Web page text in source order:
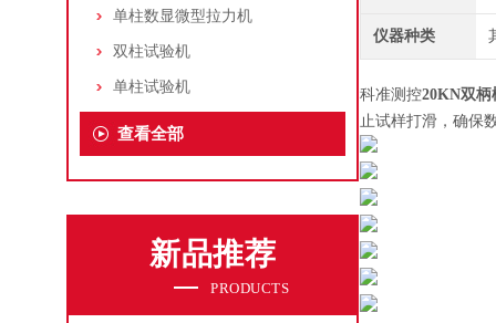
单柱数显微型拉力机
双柱试验机
单柱试验机
查看全部
新品推荐
PRODUCTS
仪器种类
科准测控20KN双柄
止试样打滑，确保